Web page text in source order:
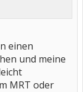
einen
und meine
MRT oder